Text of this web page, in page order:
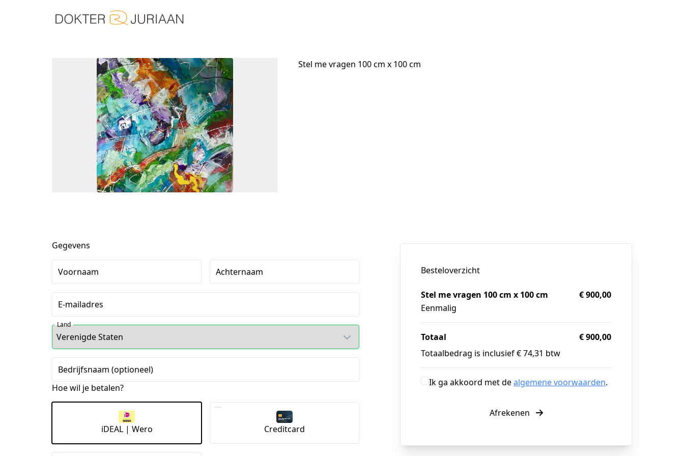
Stel me vragen 100 cm x 100 cm
Gegevens
Voornaam Achternaam
E-mailadres
Land
Bedrijfsnaam (optioneel)
Hoe wil je betalen?
iDEAL | Wero Creditcard
Besteloverzicht
Stel me vragen 100 cm x 100 cm
Eenmalig
€ 900,00
Totaal
€ 900,00
Totaalbedrag is inclusief € 74,31 btw
Ik ga akkoord met dealgemene voorwaarden.
Afrekenen